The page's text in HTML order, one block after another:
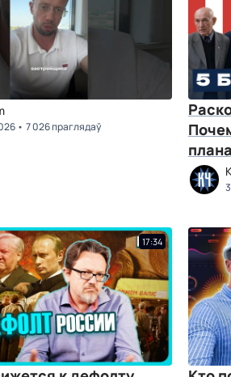
7 026 праглядаў
17:34